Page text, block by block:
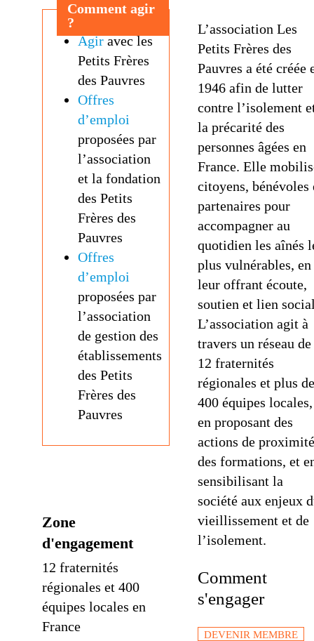
Comment agir
?
Agiravec les
Petits Frères
des Pauvres
Offres
d’emploi
proposées par
l’association
et la fondation
des Petits
Frères des
Pauvres
Offres
d’emploi
proposées par
l’association
de gestion des
établissements
des Petits
Frères des
Pauvres
Zone
d'engagement
12 fraternités
régionales et 400
équipes locales en
France
L’association Les
Petits Frères des
Pauvres a été créée
1946 afin de lutter
contre l’isolement
la précarité des
personnes âgées en
France. Elle
citoyens, bénévoles
partenaires pour
accompagner au
quotidien les aînés
plus vulnérables, en
leur offrant écoute,
soutien et lien
L’association agit à
travers un réseau de
12 fraternités
régionales et plus de
400 équipes locales,
en proposant des
actions de
des formations, et
sensibilisant la
société aux enjeux
vieillissement et de
l’isolement.
Comment
s'engager
DEVENIR MEMBRE